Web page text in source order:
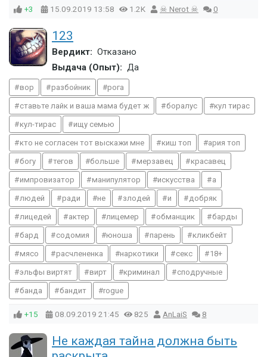
+3 15.09.2019 13:58 1.2K ☠ Nerot ☠ 0
123
Вердикт: Отказано
Выдача (Опыт): Да
вор разбойник рога
ставьте лайк и ваша мама будет ж боралус кул тирас
кул-тирас ищу семью
кто не согласен тот выскажи мне киш топ ария топ
богу тегов больше мерзавец красавец
импровизатор манипулятор искусства а
людей ради не злодей и добряк
лицедей актер лицемер обманщик барды
бард содомия юноша парень кликбейт
мясо расчлененка наркотики секс 18+
эльфы виртят вирт криминал сподручные
банда бандит rogue
+15 08.09.2019 21:45 825 AnLaiS 8
Не каждая тайна должна быть